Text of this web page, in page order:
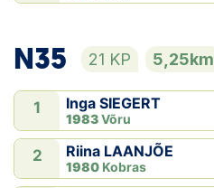
N35 21 KP 5,25km
1 Inga SIEGERT
1983Võru
2 Riina LAANJÕE
1980 Kobras